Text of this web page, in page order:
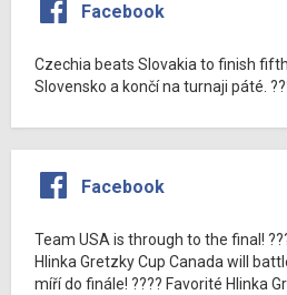
Facebook
Czechia beats Slovakia to finish
Slovensko a končí na turnaji páté.
Facebook
Team USA is through to the final!
Hlinka Gretzky Cup Canada will
míří do finále! ???? Favorité Hlinka